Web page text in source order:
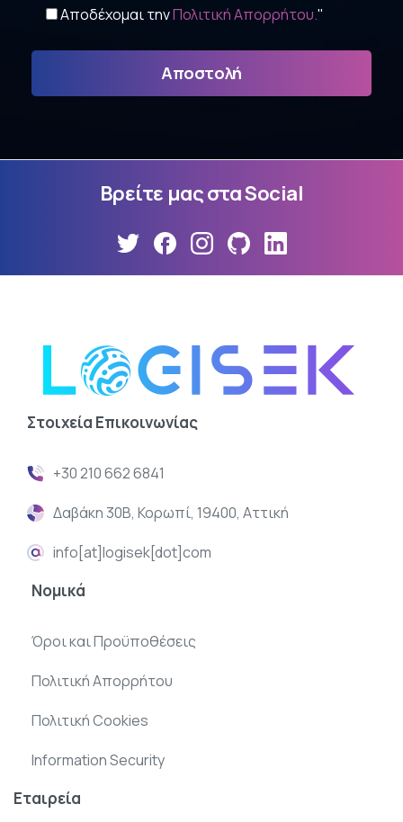
Αποδέχομαι τηνΠολιτική Απορρήτου."
Βρείτε μαςσταSocial
Στοιχεία Επικοινωνίας
+30 210 662 6841
Δαβάκη 30Β, Κορωπί, 19400, Αττική
info[at]logisek[dot]com
Νομικά
Όροι και Προϋποθέσεις
Πολιτική Απορρήτου
Πολιτική Cookies
Information Security
Εταιρεία